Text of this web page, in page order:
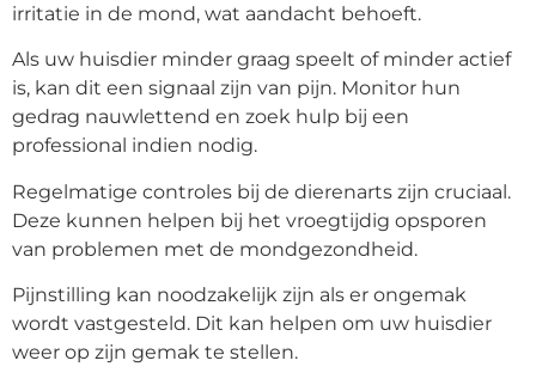
irritatie in de mond, wat aandacht behoeft.
Als uw huisdier minder graag speelt of minder actief
is, kan dit een signaal zijn van pijn. Monitor hun
gedrag nauwlettend en zoek hulp bij een
professional indien nodig.
Regelmatige controles bij de dierenarts zijn cruciaal.
Deze kunnen helpen bij het vroegtijdig opsporen
van problemen met de mondgezondheid.
Pijnstilling kan noodzakelijk zijn als er ongemak
wordt vastgesteld. Dit kan helpen om uw huisdier
weer op zijn gemak te stellen.